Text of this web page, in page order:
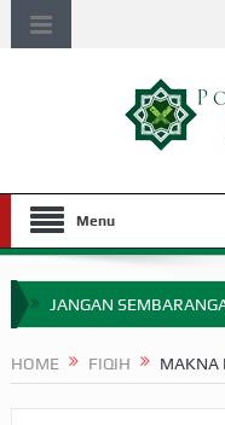
Menu
JANGAN
HOME FIQIH MAKNA